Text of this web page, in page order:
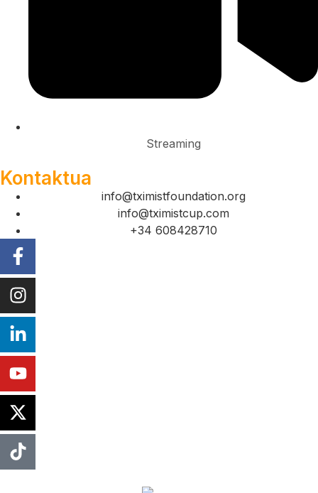
Streaming
Kontaktua
info@tximistfoundation.org
info@tximistcup.com
+34 608428710